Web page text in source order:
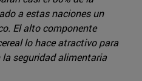
a estas naciones un
El alto componente
lo hace atractivo para
seguridad alimentaria